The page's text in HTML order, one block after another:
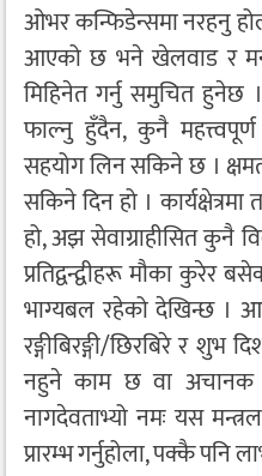
ओभर कन्फिडेन्समा नरहनु
आएको छ भने खेलवाड र
मिहिनेत गर्नु समुचित
फाल्नु हुँदैन, कुनै
सहयोग लिन सकिने छ । क्षमता
सकिने दिन हो ।
हो, अझ सेवाग्राहीसित कुनै
प्रतिद्वन्द्वीहरू मौका कुरेर
भाग्यबल रहेको देखिन्छ ।
रङ्गीबिरङ्गी/छिरबिरे र शुभ
नहुने काम छ वा
नागदेवताभ्यो नमः यस
प्रारम्भ गर्नुहोला, पक्कै पनि